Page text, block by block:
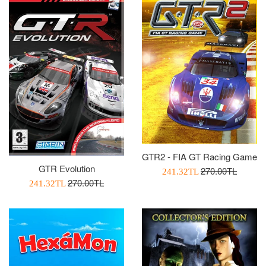
GTR Evolution
İndirimli
241.32TLNormal
270.00TL
GTR2 - FIA GT Racing Game
İndirimli
241.32TLNormal
270.00TL